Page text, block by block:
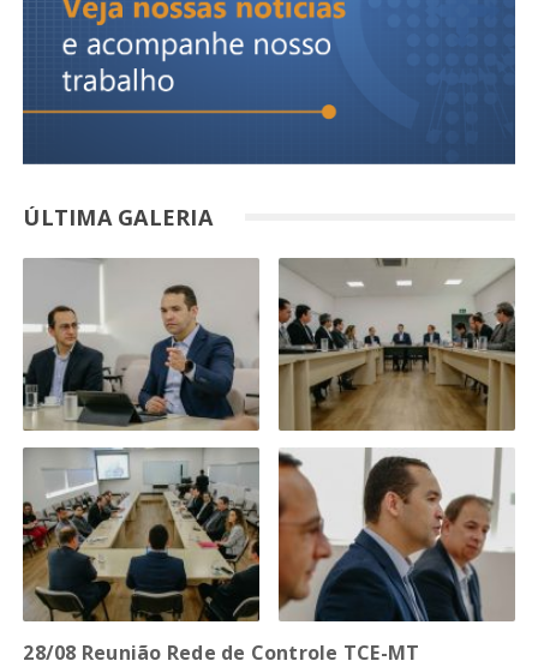
ÚLTIMA GALERIA
28/08 Reunião Rede de Controle TCE-MT